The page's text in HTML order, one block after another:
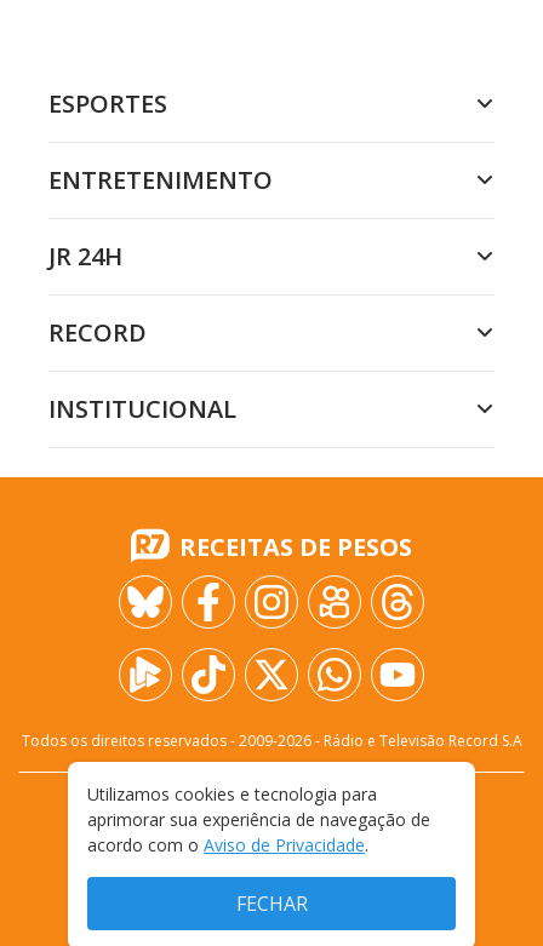
ESPORTES
ENTRETENIMENTO
JR 24H
RECORD
INSTITUCIONAL
RECEITAS DE PESOS
Todos os direitos reservados - 2009-2026- Rádio e Televisão Record S.A
FALE CONOSCO
PRIVACIDADE
TERMOS E CONDIÇÕES DE USO
Utilizamos cookies e tecnologia para
aprimorar sua experiência de navegação de
acordo com o Aviso de Privacidade.
FECHAR